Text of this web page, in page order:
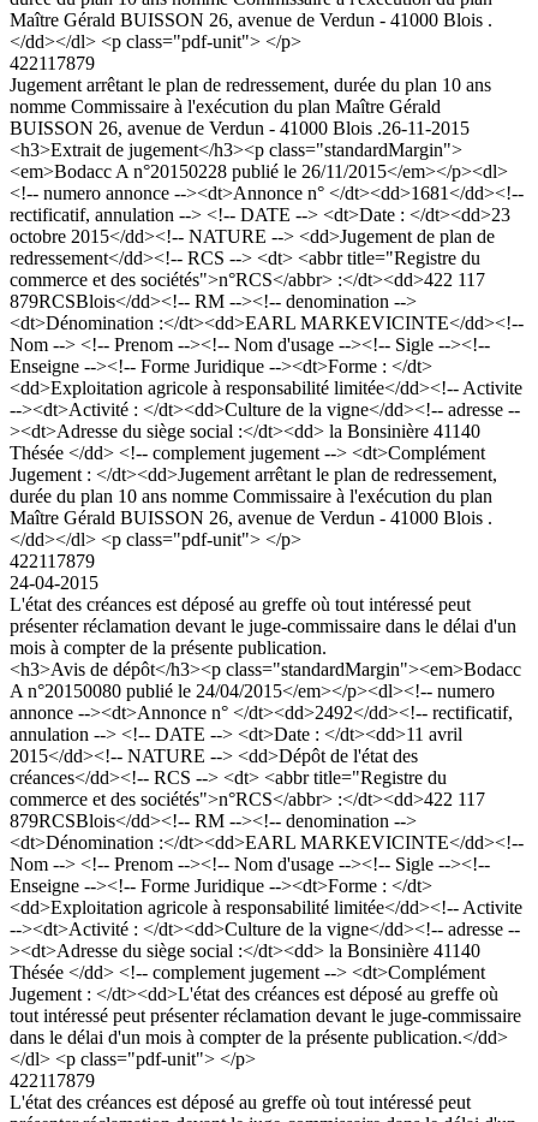
Maître Gérald BUISSON 26, avenue de Verdun - 41000 Blois .
</dd></dl> <p class="pdf-unit"> </p>
422117879
Jugement arrêtant le plan de redressement, durée du plan 10 ans
nomme Commissaire à l'exécution du plan Maître Gérald
BUISSON 26, avenue de Verdun - 41000 Blois .26-11-2015
<h3>Extrait de jugement</h3><p class="standardMargin">
<em>Bodacc A n°20150228 publié le 26/11/2015</em></p><dl>
<!-- numero annonce --><dt>Annonce n° </dt><dd>1681</dd><!--
rectificatif, annulation --> <!-- DATE --> <dt>Date : </dt><dd>23
octobre 2015</dd><!-- NATURE --> <dd>Jugement de plan de
redressement</dd><!-- RCS --> <dt> <abbr title="Registre du
commerce et des sociétés">n°RCS</abbr> :</dt><dd>422 117
879RCSBlois</dd><!-- RM --><!-- denomination -->
<dt>Dénomination :</dt><dd>EARL MARKEVICINTE</dd><!--
Nom --> <!-- Prenom --><!-- Nom d'usage --><!-- Sigle --><!--
Enseigne --><!-- Forme Juridique --><dt>Forme : </dt>
<dd>Exploitation agricole à responsabilité limitée</dd><!-- Activite
--><dt>Activité : </dt><dd>Culture de la vigne</dd><!-- adresse --
><dt>Adresse du siège social :</dt><dd> la Bonsinière 41140
Thésée </dd> <!-- complement jugement --> <dt>Complément
Jugement : </dt><dd>Jugement arrêtant le plan de redressement,
durée du plan 10 ans nomme Commissaire à l'exécution du plan
Maître Gérald BUISSON 26, avenue de Verdun - 41000 Blois .
</dd></dl> <p class="pdf-unit"> </p>
422117879
24-04-2015
L'état des créances est déposé au greffe où tout intéressé peut
présenter réclamation devant le juge-commissaire dans le délai d'un
mois à compter de la présente publication.
<h3>Avis de dépôt</h3><p class="standardMargin"><em>Bodacc
A n°20150080 publié le 24/04/2015</em></p><dl><!-- numero
annonce --><dt>Annonce n° </dt><dd>2492</dd><!-- rectificatif,
annulation --> <!-- DATE --> <dt>Date : </dt><dd>11 avril
2015</dd><!-- NATURE --> <dd>Dépôt de l'état des
créances</dd><!-- RCS --> <dt> <abbr title="Registre du
commerce et des sociétés">n°RCS</abbr> :</dt><dd>422 117
879RCSBlois</dd><!-- RM --><!-- denomination -->
<dt>Dénomination :</dt><dd>EARL MARKEVICINTE</dd><!--
Nom --> <!-- Prenom --><!-- Nom d'usage --><!-- Sigle --><!--
Enseigne --><!-- Forme Juridique --><dt>Forme : </dt>
<dd>Exploitation agricole à responsabilité limitée</dd><!-- Activite
--><dt>Activité : </dt><dd>Culture de la vigne</dd><!-- adresse --
><dt>Adresse du siège social :</dt><dd> la Bonsinière 41140
Thésée </dd> <!-- complement jugement --> <dt>Complément
Jugement : </dt><dd>L'état des créances est déposé au greffe où
tout intéressé peut présenter réclamation devant le juge-commissaire
dans le délai d'un mois à compter de la présente publication.</dd>
</dl> <p class="pdf-unit"> </p>
422117879
L'état des créances est déposé au greffe où tout intéressé peut